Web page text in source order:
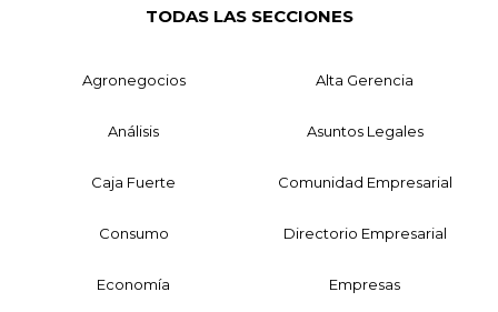
TODAS LAS SECCIONES
Agronegocios Alta Gerencia
Análisis Asuntos Legales
Caja Fuerte Comunidad Empresarial
Consumo Directorio Empresarial
Economía Empresas